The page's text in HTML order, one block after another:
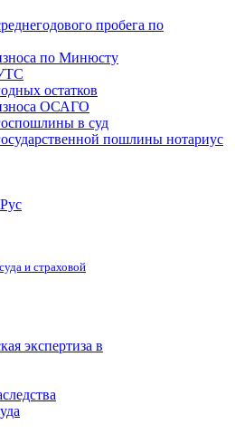
пробега по
по Минюсту
остатков
ОСАГО
в суд
пошлины нотариус
и страховой
экспертиза в